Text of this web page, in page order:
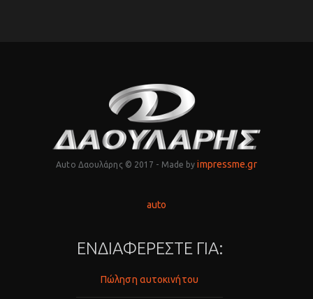
Auto Δαουλάρης © 2017 - Made by impressme.gr
auto
ΕΝΔΙΑΦΕΡΕΣΤΕ ΓΙΑ:
Πώληση αυτοκινήτου